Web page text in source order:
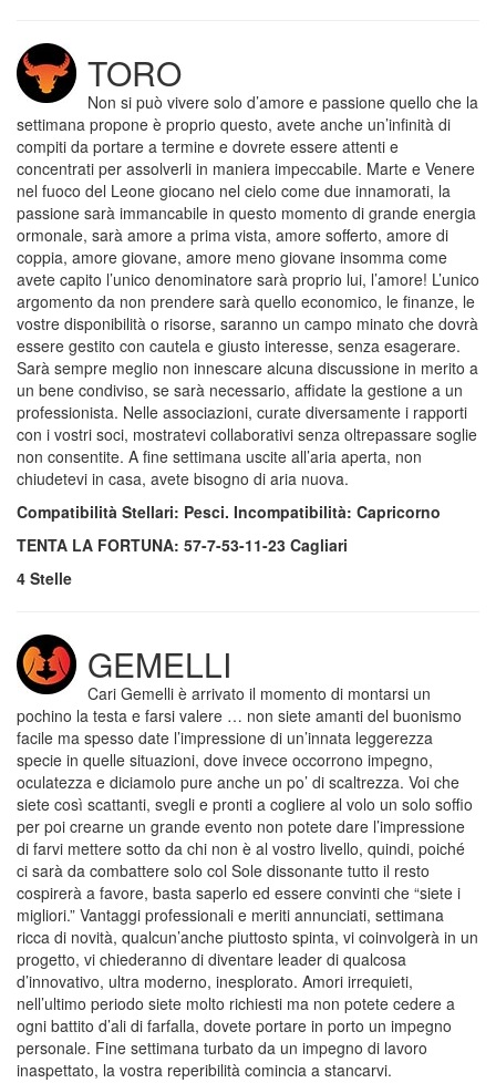
TORO
Non si può vivere solo d’amore e passione quello che la
settimana propone è proprio questo, avete anche un’infinità di
compiti da portare a termine e dovrete essere attenti e
concentrati per assolverli in maniera impeccabile. Marte e Venere
nel fuoco del Leone giocano nel cielo come due innamorati, la
passione sarà immancabile in questo momento di grande energia
ormonale, sarà amore a prima vista, amore sofferto, amore di
coppia, amore giovane, amore meno giovane insomma come
avete capito l’unico denominatore sarà proprio lui, l’amore! L’unico
argomento da non prendere sarà quello economico, le finanze, le
vostre disponibilità o risorse, saranno un campo minato che dovrà
essere gestito con cautela e giusto interesse, senza esagerare.
Sarà sempre meglio non innescare alcuna discussione in merito a
un bene condiviso, se sarà necessario, affidate la gestione a un
professionista. Nelle associazioni, curate diversamente i rapporti
con i vostri soci, mostratevi collaborativi senza oltrepassare soglie
non consentite. A fine settimana uscite all’aria aperta, non
chiudetevi in casa, avete bisogno di aria nuova.
Compatibilità Stellari: Pesci. Incompatibilità: Capricorno
TENTA LA FORTUNA: 57-7-53-11-23 Cagliari
4 Stelle
GEMELLI
Cari Gemelli è arrivato il momento di montarsi un
pochino la testa e farsi valere … non siete amanti del buonismo
facile ma spesso date l’impressione di un’innata leggerezza
specie in quelle situazioni, dove invece occorrono impegno,
oculatezza e diciamolo pure anche un po’ di scaltrezza. Voi che
siete così scattanti, svegli e pronti a cogliere al volo un solo soffio
per poi crearne un grande evento non potete dare l’impressione
di farvi mettere sotto da chi non è al vostro livello, quindi, poiché
ci sarà da combattere solo col Sole dissonante tutto il resto
cospirerà a favore, basta saperlo ed essere convinti che “siete i
migliori.” Vantaggi professionali e meriti annunciati, settimana
ricca di novità, qualcun’anche piuttosto spinta, vi coinvolgerà in un
progetto, vi chiederanno di diventare leader di qualcosa
d’innovativo, ultra moderno, inesplorato. Amori irrequieti,
nell’ultimo periodo siete molto richiesti ma non potete cedere a
ogni battito d’ali di farfalla, dovete portare in porto un impegno
personale. Fine settimana turbato da un impegno di lavoro
inaspettato, la vostra reperibilità comincia a stancarvi.